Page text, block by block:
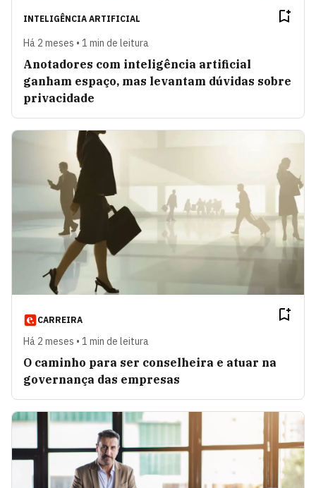
INTELIGÊNCIA ARTIFICIAL
Há 2 meses • 1 min de leitura
Anotadores com inteligência artificial
ganham espaço, mas levantam dúvidas sobre
privacidade
CARREIRA
Há 2 meses • 1 min de leitura
O caminho para ser conselheira e atuar na
governança das empresas